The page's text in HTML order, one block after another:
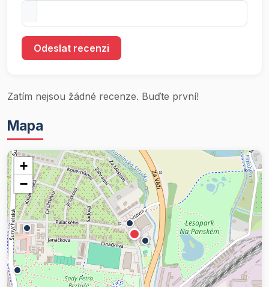
Odeslat recenzi
Zatím nejsou žádné recenze. Buďte první!
Mapa
+
−